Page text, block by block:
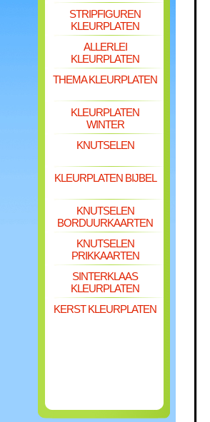
STRIPFIGUREN
KLEURPLATEN
ALLERLEI
KLEURPLATEN
THEMA KLEURPLATEN
KLEURPLATEN
WINTER
KNUTSELEN
KLEURPLATEN BIJBEL
KNUTSELEN
BORDUURKAARTEN
KNUTSELEN
PRIKKAARTEN
SINTERKLAAS
KLEURPLATEN
KERST KLEURPLATEN